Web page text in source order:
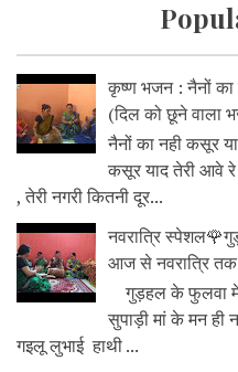
कृष्ण भजन : नैनों का
(दिल को छूने वाला
नैनों का नही कसूर
कसूर याद तेरी आवे रे
, तेरी नगरी कितनी दूर...
नवरात्रि
आज से नवरात्रि
गुड़हल के फुलवा में
सुपाड़ी मां के मन
गइलू लुभाई हाथी ...